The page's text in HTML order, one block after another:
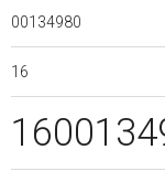
00134980
16